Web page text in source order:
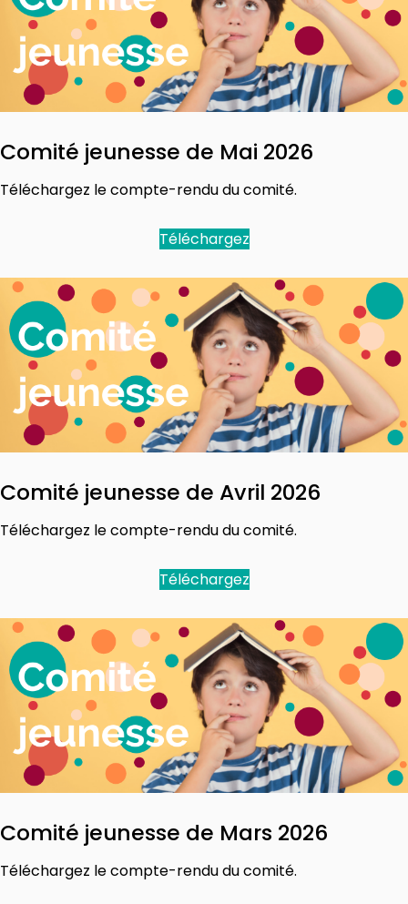
Comité jeunesse de Mai 2026
Téléchargez le compte-rendu du comité.
Téléchargez
Comité jeunesse de Avril 2026
Téléchargez le compte-rendu du comité.
Téléchargez
Comité jeunesse de Mars 2026
Téléchargez le compte-rendu du comité.